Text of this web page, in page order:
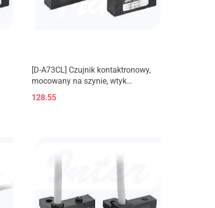
[D-A73CL] Czujnik kontaktronowy,
mocowany na szynie, wtyk
128.55